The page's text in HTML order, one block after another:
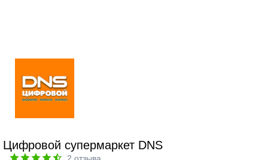
Цифровой супермаркет DNS